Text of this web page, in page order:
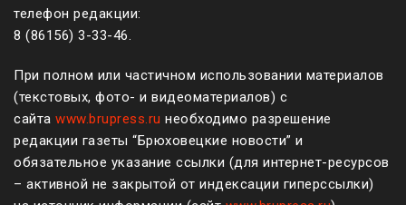
телефон редакции:
8 (861 56) 3-33-46.
При полном или частичном использовании материалов
(текстовых, фото- и видеоматериалов) с
сайта www.brupress.ru необходимо разрешение
редакции газеты “Брюховецкие новости” и
обязательное указание ссылки (для интернет-ресурсов
– активной не закрытой от индексации гиперссылки)